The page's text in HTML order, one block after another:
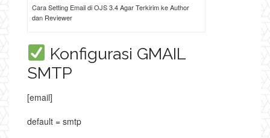
Cara Setting Email di OJS 3.4 Agar Terkirim ke Author
dan Reviewer
Konfigurasi GMAIL
SMTP
[email]
default = smtp